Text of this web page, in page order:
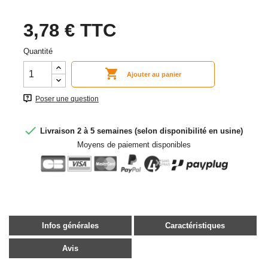
3,78 € TTC
Quantité
 Ajouter au panier
Poser une question
 Livraison 2 à 5 semaines (selon disponibilité en usine)
Moyens de paiement disponibles
Infos générales Caractéristiques
Avis